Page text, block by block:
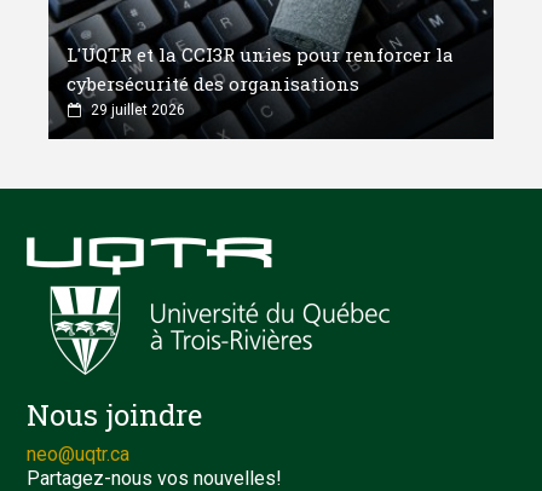
L'UQTR et la CCI3R unies pour renforcer la
cybersécurité des organisations
29 juillet 2026
Nous joindre
neo@uqtr.ca
Partagez-nous vos nouvelles!